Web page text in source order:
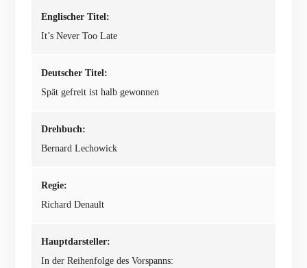
Englischer Titel:
It’s Never Too Late
Deutscher Titel:
Spät gefreit ist halb gewonnen
Drehbuch:
Bernard Lechowick
Regie:
Richard Denault
Hauptdarsteller:
In der Reihenfolge des Vorspanns: